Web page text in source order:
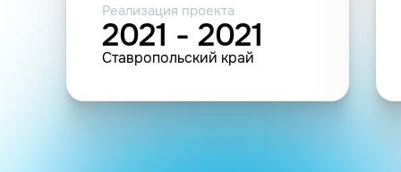
Реализация проекта
2021 - 2021
Ставропольский край